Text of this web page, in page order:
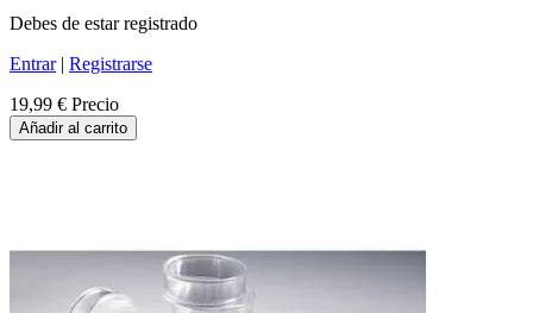
Debes de estar registrado
Entrar| Registrarse
19,99 € Precio
Añadir al carrito